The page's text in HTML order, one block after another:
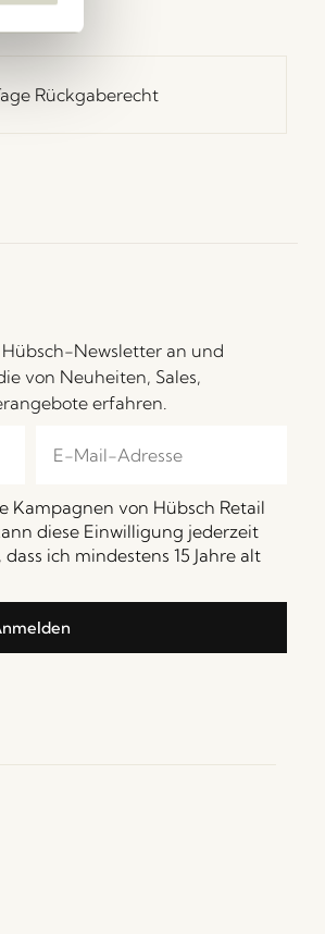
Rückgaberecht
Newsletter an und
von Neuheiten, Sales,
erfahren.
Kampagnen von Hübsch Retail
diese Einwilligung jederzeit
ich mindestens 15 Jahre alt